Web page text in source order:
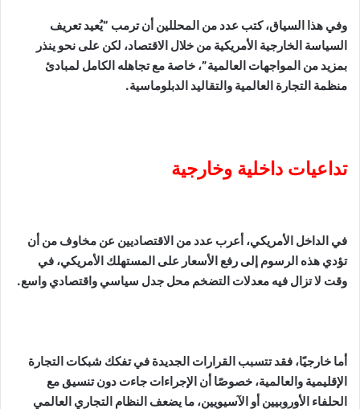
وفي هذا السياق، كتب عدد من المحللين أن ترمب “يُعيد تعريف
السياسة الخارجية الأمريكية من خلال الاقتصاد، لكن على نحو ينذر
بمزيد من المواجهات العالمية”، خاصة مع تجاهله الكامل لمبادئ
منظمة التجارة العالمية والتقاليد الدبلوماسية.
تداعيات داخلية وخارجية
في الداخل الأمريكي، أعرب عدد من الاقتصاديين عن مخاوف من أن
تؤدي هذه الرسوم إلى رفع الأسعار على المستهلك الأمريكي، في
وقت لا تزال فيه معدلات التضخم محل جدل سياسي واقتصادي واسع.
أما خارجيًا، فقد تتسبب القرارات الجديدة في تفكك شبكات التجارة
الإقليمية والعالمية، خصوصًا أن الإجراءات جاءت دون تنسيق مع
الحلفاء الأوروبيين أو الآسيويين، ما يضعف النظام التجاري العالمي